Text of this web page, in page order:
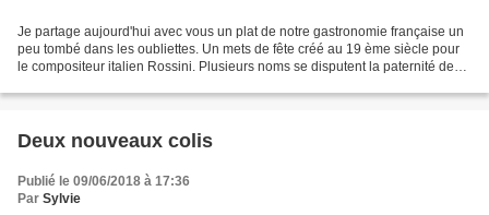
Je partage aujourd'hui avec vous un plat de notre gastronomie française un
peu tombé dans les oubliettes. Un mets de fête créé au 19 ème siècle pour
le compositeur italien Rossini. Plusieurs noms se disputent la paternité de
Deux nouveaux colis
Publié le 09/06/2018 à 17:36
Par Sylvie